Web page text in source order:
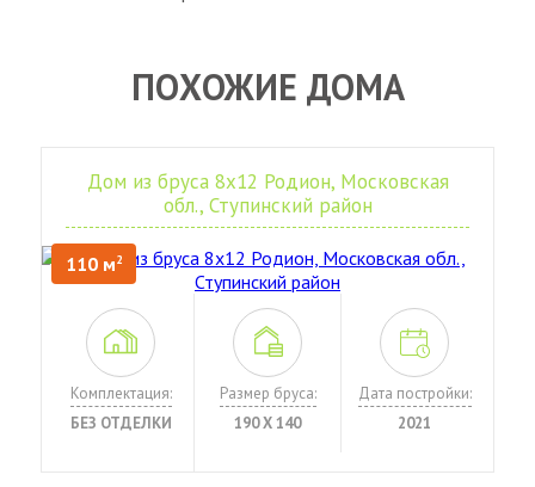
ПОХОЖИЕ ДОМА
Дом из бруса 8х12 Родион, Московская
обл., Ступинский район
110 м2
Комплектация:
БЕЗ ОТДЕЛКИ
Размер бруса:
190 Х 140
Дата постройки:
2021